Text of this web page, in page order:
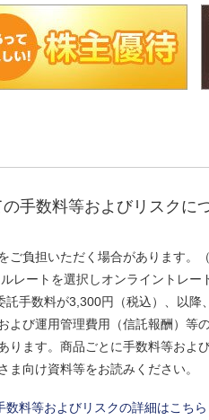
手数料等およびリスクに
負担いただく場合があります。
レートを選択しオンライントレ
手数料が3,300円（税込）、以降
び運用管理費用（信託報酬）等の
ます。商品ごとに手数料等およ
向け資料等をお読みください。
数料等およびリスクの詳細はこちら